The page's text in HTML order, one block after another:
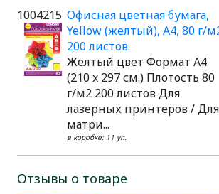
1004215 Офисная цветная бумага,
Yellow (желтый), A4, 80 г/
200 листов.
Желтый цвет Формат A4
(210 x 297 см.) Плотость 80
г/м2 200 листов Для
лазерных принтеров / Для
матри...
в коробке: 11 уп.
Отзывы о товаре